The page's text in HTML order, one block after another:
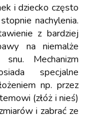
i dziecko często
nachylenia.
z bardziej
na niemalże
Mechanizm
specjalne
np. przez
(złóż i nieś)
i zabrać ze